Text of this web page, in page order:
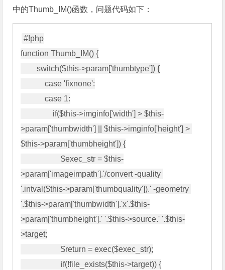
中的Thumb_IM()函数，问题代码如下：
#!php
function Thumb_IM() {
        switch($this->param['thumbtype']) {
            case 'fixnone':
            case 1:
>param['thumbwidth'] || $this->imginfo['height'] >
$this->param['thumbheight']) {
                    $exec_str = $this-
>param['imageimpath'].'/convert -quality
'.intval($this->param['thumbquality']).' -geometry
'.$this->param['thumbwidth'].'x'.$this-
>param['thumbheight'].' '.$this->source.' '.$this-
>target;
                    $return = exec($exec_str);